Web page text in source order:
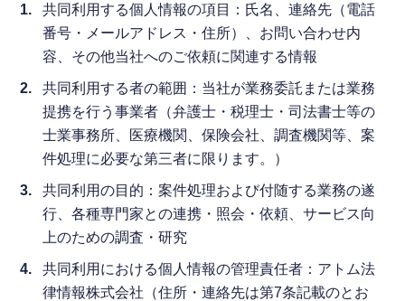
共同利用する個人情報の項目：氏名、連絡先（電話
番号・メールアドレス・住所）、お問い合わせ内
容、その他当社へのご依頼に関連する情報
共同利用する者の範囲：当社が業務委託または業務
提携を行う事業者（弁護士・税理士・司法書士等の
士業事務所、医療機関、保険会社、調査機関等、案
件処理に必要な第三者に限ります。）
共同利用の目的：案件処理および付随する業務の遂
行、各種専門家との連携・照会・依頼、サービス向
上のための調査・研究
共同利用における個人情報の管理責任者：アトム法
律情報株式会社（住所・連絡先は第7条記載のとお